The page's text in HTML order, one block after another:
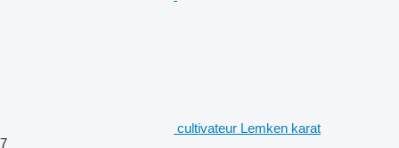
cultivateur Lemken karat
7